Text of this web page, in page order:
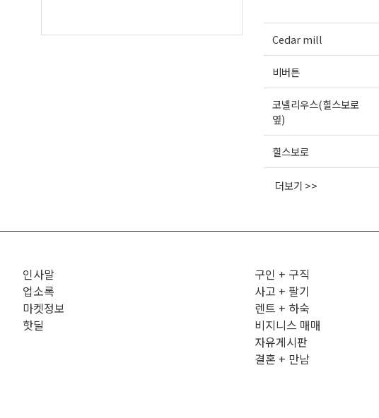
Cedar mill
비버튼
코넬리우스(힐스보로
옆)
힐스보로
더보기 >>
인사말
업소록
마켓정보
핫딜
구인 + 구직
사고 + 팔기
렌트 + 하숙
비지니스 매매
자유게시판
결혼 + 만남